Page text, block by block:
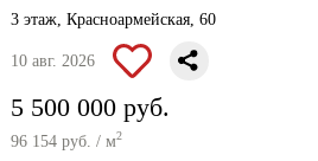
3 этаж, Красноармейская, 60
10 авг. 2026
5 500 000 руб.
96 154 руб. / м2